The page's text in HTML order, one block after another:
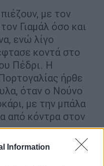
Information
με τον
Γιαμάλ όσο και
ενώ λίγο
κοντά στο
Πέδρι. Η
ήρθε
όταν ο Νούνο
με την μπάλα
από κόντρα στον
λιγότερες